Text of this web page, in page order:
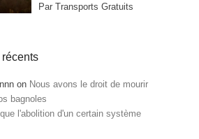
Par Transports Gratuits
on Nous avons le droit de mourir
bagnoles
l'abolition d'un certain système